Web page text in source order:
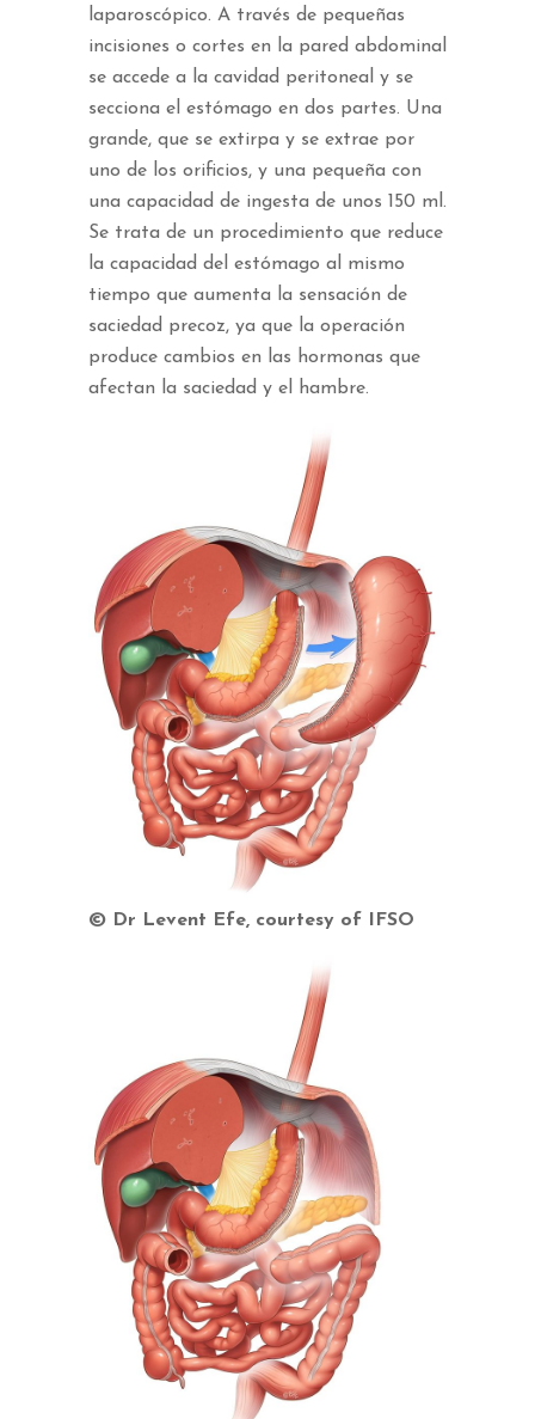
laparoscópico. A través de pequeñas
incisiones o cortes en la pared abdominal
se accede a la cavidad peritoneal y se
secciona el estómago en dos partes. Una
grande, que se extirpa y se extrae por
uno de los orificios, y una pequeña con
una capacidad de ingesta de unos 150 ml.
Se trata de un procedimiento que reduce
la capacidad del estómago al mismo
tiempo que aumenta la sensación de
saciedad precoz, ya que la operación
produce cambios en las hormonas que
afectan la saciedad y el hambre.
© Dr Levent Efe, courtesy of IFSO